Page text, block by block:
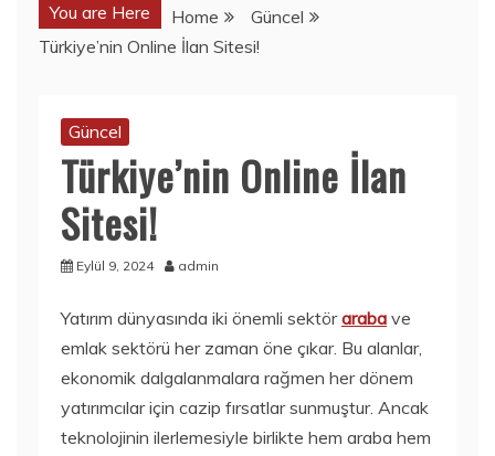
You are Here Home
Güncel
Türkiye’nin Online İlan Sitesi!
Güncel
Türkiye’nin Online İlan
Sitesi!
Eylül 9, 2024 admin
Yatırım dünyasında iki önemli sektöraraba ve
emlak sektörü her zaman öne çıkar. Bu alanlar,
ekonomik dalgalanmalara rağmen her dönem
yatırımcılar için cazip fırsatlar sunmuştur. Ancak
teknolojinin ilerlemesiyle birlikte hem araba hem